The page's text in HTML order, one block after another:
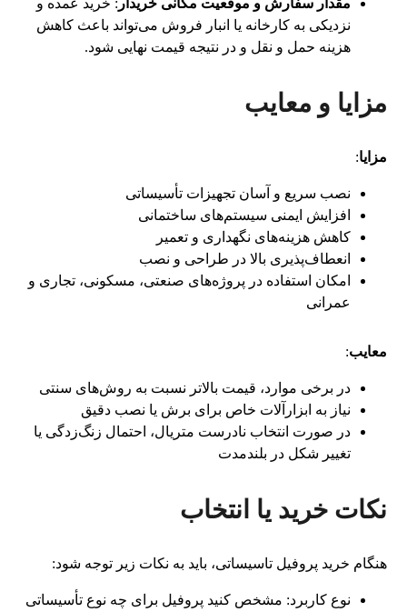
مقدار سفارش و موقعیت مکانی خریدار : خرید عمده و
نزدیکی به کارخانه یا انبار فروش می‌تواند باعث کاهش
هزینه حمل و نقل و در نتیجه قیمت نهایی شود.
مزایا و معایب
مزایا:
نصب سریع و آسان تجهیزات تأسیساتی
افزایش ایمنی سیستم‌های ساختمانی
کاهش هزینه‌های نگهداری و تعمیر
انعطاف‌پذیری بالا در طراحی و نصب
امکان استفاده در پروژه‌های صنعتی، مسکونی، تجاری و
عمرانی
معایب:
در برخی موارد، قیمت بالاتر نسبت به روش‌های سنتی
نیاز به ابزارآلات خاص برای برش یا نصب دقیق
در صورت انتخاب نادرست متریال، احتمال زنگ‌زدگی یا
تغییر شکل در بلندمدت
نکات خرید یا انتخاب
هنگام خرید پروفیل تاسیساتی، باید به نکات زیر توجه شود:
نوع کاربرد: مشخص کنید پروفیل برای چه نوع تأسیساتی